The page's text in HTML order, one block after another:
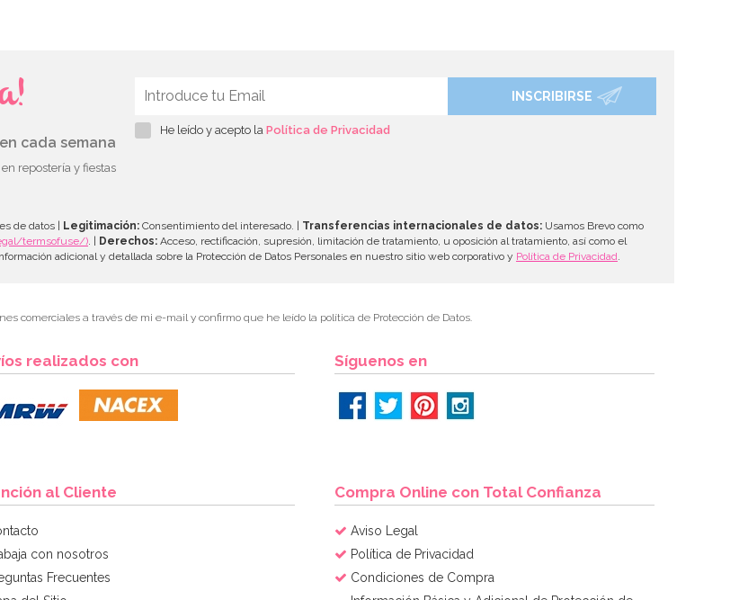
cada semana
repostería y fiestas
INSCRIBIRSE
He leído y acepto la Política de Privacidad
de datos | Legitimación: Consentimiento del interesado. | Transferencias internacionales de datos: Usamos Brevo como
termsofuse/) . | Derechos: Acceso, rectificación, supresión, limitación de tratamiento, u oposición al tratamiento, así como el
adicional y detallada sobre la Protección de Datos Personales en nuestro sitio web corporativo y Política de Privacidad
comerciales a través de mi e-mail y confirmo que he leído la política de Protección de Datos.
realizados con Síguenos en
al Cliente
con nosotros
Frecuentes
Compra Online con Total Confianza
Aviso Legal
Política de Privacidad
Condiciones de Compra